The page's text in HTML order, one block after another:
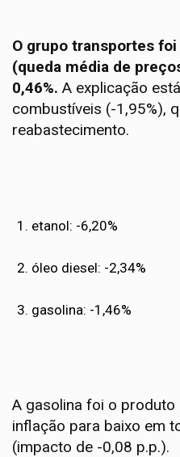
O grupo transportes
(queda média de
0,46%. A explicação
combustíveis (-1,95%),
reabastecimento.
etanol: -6,20%
óleo diesel: -2,34%
gasolina: -1,46%
A gasolina foi o produto
inflação para baixo em
(impacto de -0,08 p.p.).